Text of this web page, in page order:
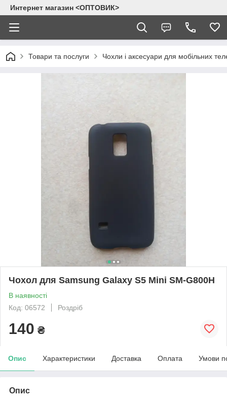
Интернет магазин <ОПТОВИК>
Товари та послуги Чохли і аксесуари для мобільних
Чохол для Samsung Galaxy S5 Mini SM-G800H
В наявності
Код: 06572
Роздріб
140 ₴
Опис Характеристики Доставка Оплата Умови
Опис